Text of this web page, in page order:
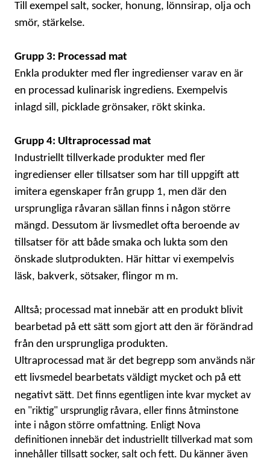
Till exempel salt, socker, honung, lönnsirap, olja och
smör, stärkelse.
Grupp 3: Processad mat
Enkla produkter med fler ingredienser varav en är
en processad kulinarisk ingrediens. Exempelvis
inlagd sill, picklade grönsaker, rökt skinka.
Grupp 4: Ultraprocessad mat
Industriellt tillverkade produkter med fler
ingredienser eller tillsatser som har till uppgift att
imitera egenskaper från grupp 1, men där den
ursprungliga råvaran sällan finns i någon större
mängd. Dessutom är livsmedlet ofta beroende av
tillsatser för att både smaka och lukta som den
önskade slutprodukten. Här hittar vi exempelvis
läsk, bakverk, sötsaker, flingor m m.
Alltså; processad mat innebär att en produkt blivit
bearbetad på ett sätt som gjort att den är förändrad
från den ursprungliga produkten.
Ultraprocessad mat är det begrepp som används när
ett livsmedel bearbetats väldigt mycket och på ett
negativt sätt. Det finns egentligen inte kvar mycket av
en "riktig" ursprunglig råvara, eller finns åtminstone
inte i någon större omfattning. Enligt Nova
definitionen innebär det industriellt tillverkad mat som
innehåller tillsatt socker, salt och fett. Du känner även